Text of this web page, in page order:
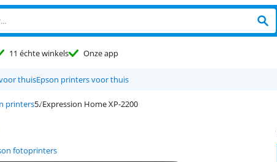
11 échte winkels Onze app
thuisEpson printers voor thuis
printers Expression Home XP-2200
fotoprinters